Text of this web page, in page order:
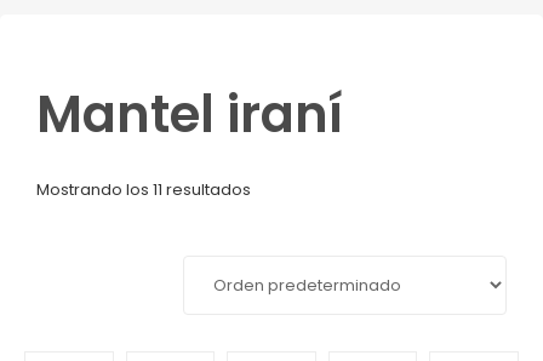
Mantel iraní
Mostrando los 11 resultados